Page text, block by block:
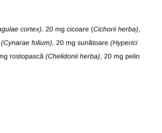
cortex), 20 mg cicoare (Cichorii herba),
(Cynarae folium), 20 mg sunătoare (Hyperici
rostopască (Chelidonii herba), 20 mg pelin